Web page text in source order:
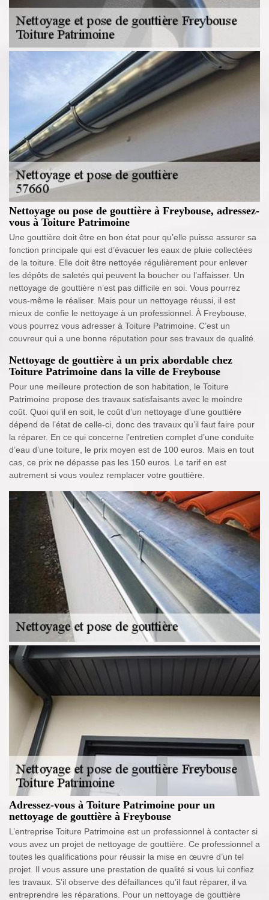
Nettoyage ou pose de gouttière à Freybouse, adressez-
vous à Toiture Patrimoine
Une gouttière doit être en bon état pour qu’elle puisse assurer sa
fonction principale qui est d’évacuer les eaux de pluie collectées
de la toiture. Elle doit être nettoyée régulièrement pour enlever
les dépôts de saletés qui peuvent la boucher ou l’affaisser. Un
nettoyage de gouttière n’est pas difficile en soi. Vous pourrez
vous-même le réaliser. Mais pour un nettoyage réussi, il est
mieux de confie le nettoyage à un professionnel. À Freybouse,
vous pourrez vous adresser à Toiture Patrimoine. C’est un
couvreur qui a une bonne réputation pour ses travaux de qualité.
Nettoyage de gouttière à un prix abordable chez
Toiture Patrimoine dans la ville de Freybouse
Pour une meilleure protection de son habitation, le Toiture
Patrimoine propose des travaux satisfaisants avec le moindre
coût. Quoi qu’il en soit, le coût d’un nettoyage d’une gouttière
dépend de l’état de celle-ci, donc des travaux qu’il faut faire pour
la réparer. En ce qui concerne l’entretien complet d’une conduite
d’eau d’une toiture, le prix moyen est de 100 euros. Mais en tout
cas, ce prix ne dépasse pas les 150 euros. Le tarif en est
autrement si vous voulez remplacer votre gouttière.
Adressez-vous à Toiture Patrimoine pour un
nettoyage de gouttière à Freybouse
L’entreprise Toiture Patrimoine est un professionnel à contacter si
vous avez un projet de nettoyage de gouttière. Ce professionnel a
toutes les qualifications pour réussir la mise en œuvre d’un tel
projet. Il vous assure une prestation de qualité si vous lui confiez
les travaux. S’il observe des défaillances qu’il faut réparer, il va
entreprendre les réparations. Pour un nettoyage de gouttière